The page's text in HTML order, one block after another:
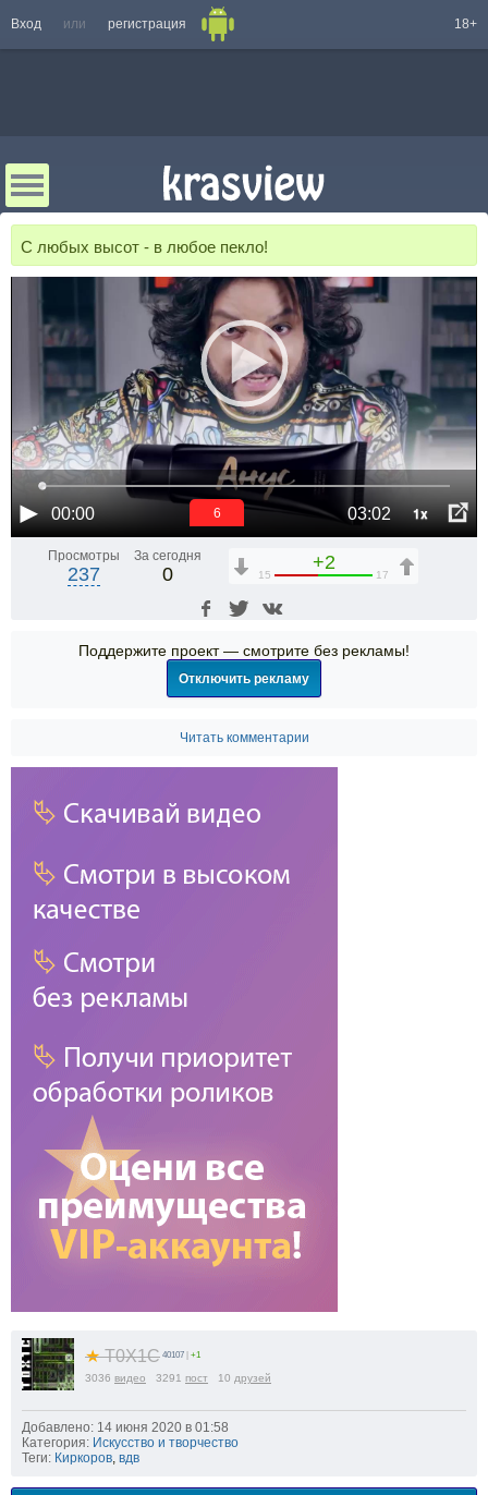
Вход или регистрация 18+
С любых высот - в любое пекло!
00:00 03:02 1x
6
Просмотры
237
За сегодня
0
+2
15 17
Поддержите проект — смотрите без рекламы!
Отключить рекламу
Читать комментарии
★T0X1C 40107 +1
3036 видео 3291 пост 10 друзей
Добавлено: 14 июня 2020 в 01:58
Категория: Искусство и творчество
Теги: Киркоров, вдв